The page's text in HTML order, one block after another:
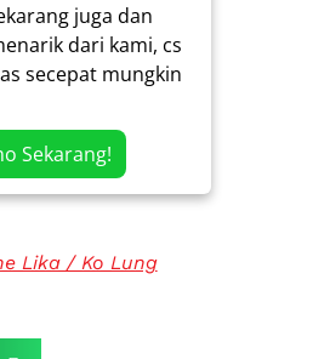
juga dan
dari kami, cs
secepat mungkin
Sekarang!
Lika / Ko Lung